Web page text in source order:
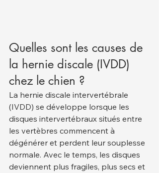
Quelles sont les causes de
la hernie discale (IVDD)
chez le chien ?
La hernie discale intervertébrale
(IVDD) se développe lorsque les
disques intervertébraux situés entre
les vertèbres commencent à
dégénérer et perdent leur souplesse
normale. Avec le temps, les disques
deviennent plus fragiles, plus secs et